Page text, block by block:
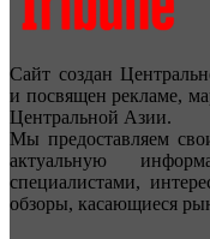
Сайт создан
и посвящен рекламе,
Центральной Азии.
Мы предоставляем
актуальную
специалистами,
обзоры, касающиеся